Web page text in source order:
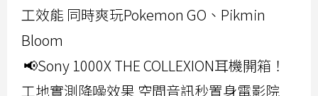
工效能 同時爽玩Pokemon GO、Pikmin
Bloom
📢Sony 1000X THE COLLEXION耳機開箱！
工地實測降噪效果 空間音訊秒置身電影院